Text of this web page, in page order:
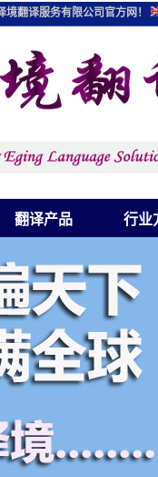
翻译产品 行业
境翻译服务有限公司官方网！